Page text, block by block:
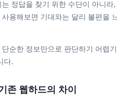
정답을 찾기 위한 수단이 아니라,
용해보면 기대와는 달리 불편을
순한 정보만으로 판단하기 어렵
다.
존 웹하드의 차이